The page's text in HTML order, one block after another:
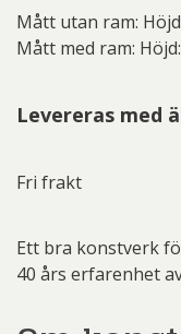
Mått utan ram:
Mått med ram:
Levereras med
Fri frakt
Ett bra konstverk
40 års erfarenhet